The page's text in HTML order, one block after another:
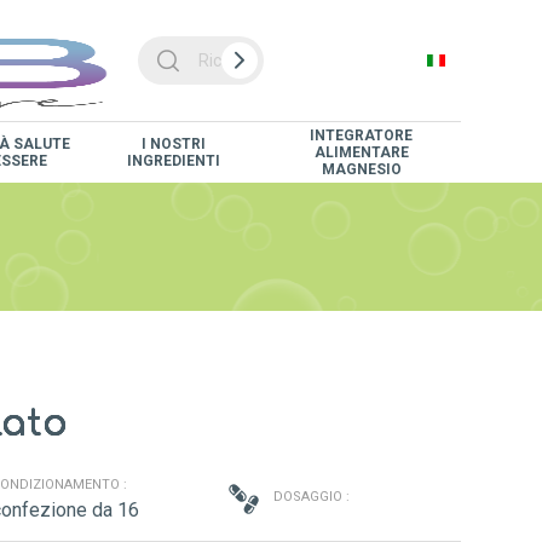
SALUTE
I NOSTRI
INGREDIENTI
INTEGRATORE
ALIMENTARE
MAGNESIO
:
da 16
DOSAGGIO :